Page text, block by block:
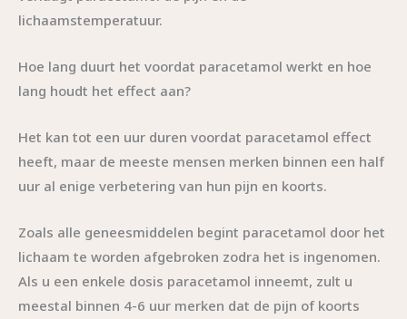
lichaamstemperatuur.
Hoe lang duurt het voordat paracetamol werkt en hoe
lang houdt het effect aan?
Het kan tot een uur duren voordat paracetamol effect
heeft, maar de meeste mensen merken binnen een half
uur al enige verbetering van hun pijn en koorts.
Zoals alle geneesmiddelen begint paracetamol door het
lichaam te worden afgebroken zodra het is ingenomen.
Als u een enkele dosis paracetamol inneemt, zult u
meestal binnen 4-6 uur merken dat de pijn of koorts